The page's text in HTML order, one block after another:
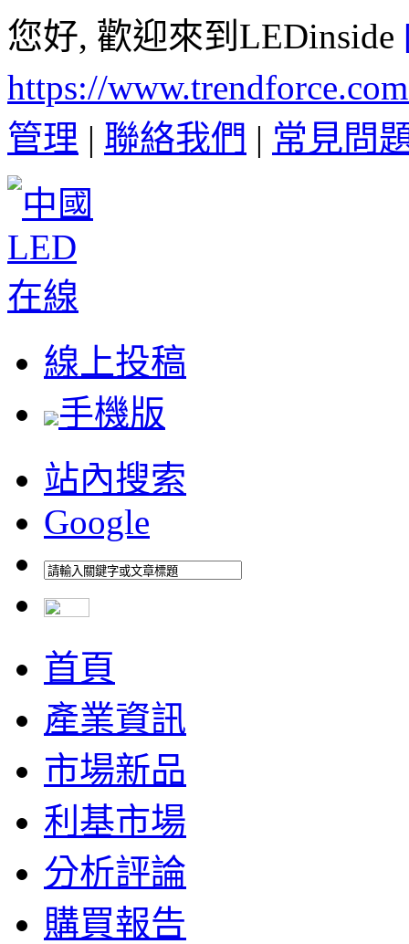
您好, 歡迎來到LEDinside
https://
管理 | 聯絡我們 | 常見問
線上投稿
手機版
站內搜索
Google
首頁
產業資訊
市場新品
利基市場
分析評論
購買報告